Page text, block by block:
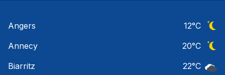
Angers 12°C
Annecy
20°C
Biarritz
22°C